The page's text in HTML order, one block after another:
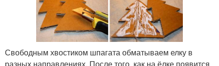
Свободным хвостиком шпагата обматываем елку в
разных направлениях. После того, как на ёлке появится